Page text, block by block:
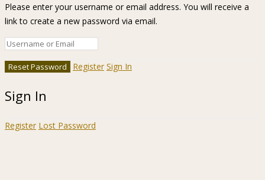
Please enter your username or email address. You will receive a
link to create a new password via email.
Register Sign In
Sign In
Register Lost Password